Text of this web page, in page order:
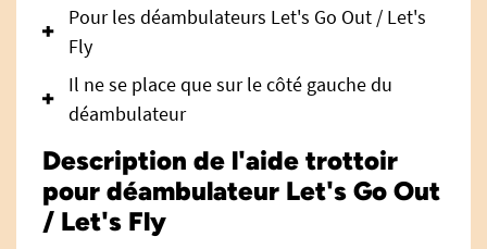
Pour les déambulateurs Let's Go Out / Let's
Fly
Il ne se place que sur le côté gauche du
déambulateur
Description de l'aide trottoir
pour déambulateur Let's Go Out
/ Let's Fly